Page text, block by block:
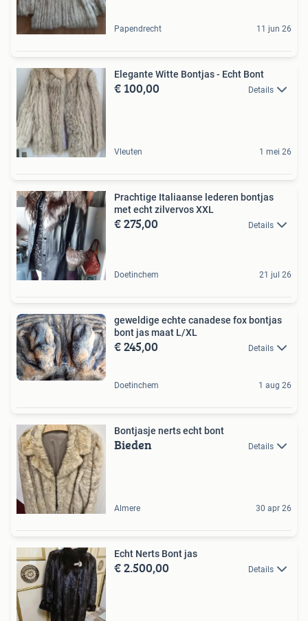
Papendrecht 11 jun 26
Elegante Witte Bontjas - Echt Bont
€ 100,00 Details
Vleuten 1 mei 26
Prachtige Italiaanse lederen bontjas
met echt zilvervos XXL
€ 275,00 Details
Doetinchem 21 jul 26
geweldige echte canadese fox bontjas
bont jas maat L/XL
€ 245,00 Details
Doetinchem 1 aug 26
Bontjasje nerts echt bont
Bieden Details
Almere 30 apr 26
Echt Nerts Bont jas
€ 2.500,00 Details